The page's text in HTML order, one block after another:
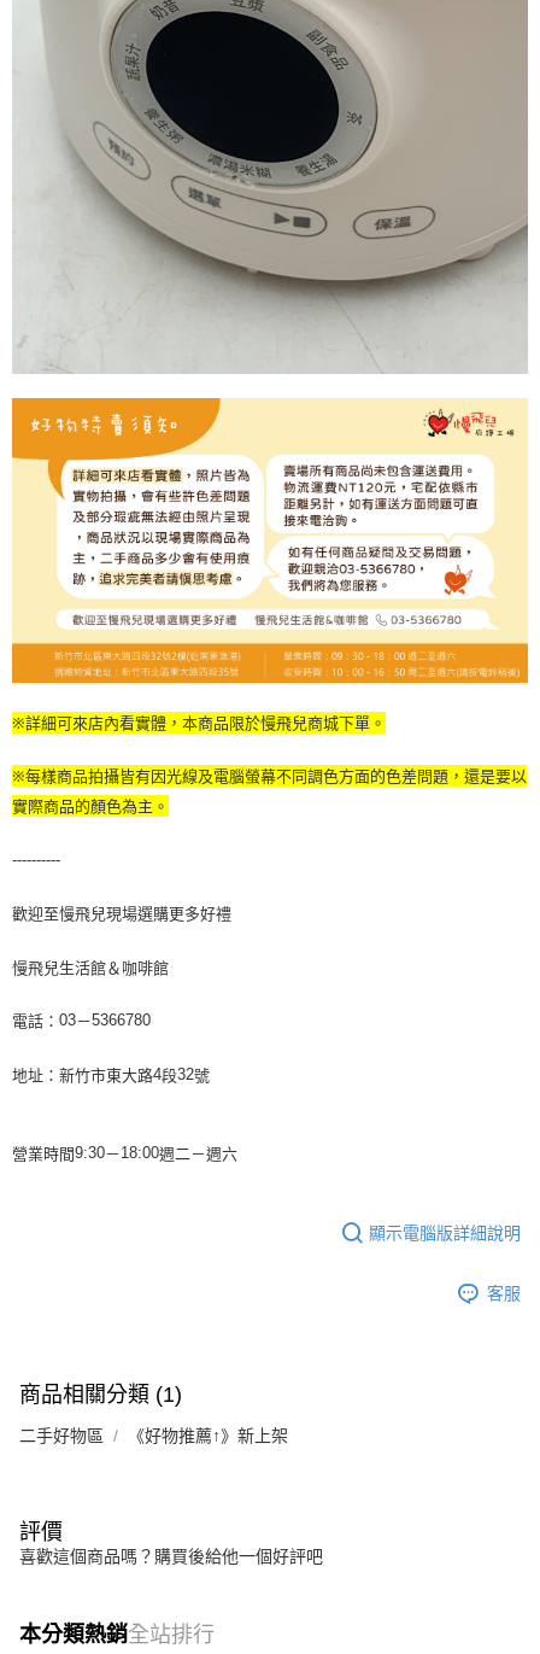
※詳細可來店內看實體，本商品限於慢飛兒商城下單。
※每樣商品拍攝皆有因光線及電腦螢幕不同調色方面的色差問題，還是要以
實際商品的顏色為主。
----------
歡迎至慢飛兒現場選購更多好禮
慢飛兒生活館＆咖啡館
電話： 03－5366780
地址：新竹市東大路4段32號
營業時間9:30－18:00週二－週六
顯示電腦版詳細說明
客服
商品相關分類 (1)
二手好物區 《好物推薦↑》新上架
評價
喜歡這個商品嗎？購買後給他一個好評吧
本分類熱銷全站排行